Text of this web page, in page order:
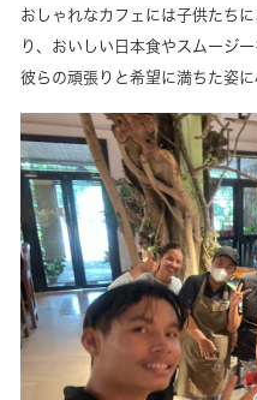
おしゃれなカフェには子供たち
り、おいしい日本食やスムージ
彼らの頑張りと希望に満ちた姿に